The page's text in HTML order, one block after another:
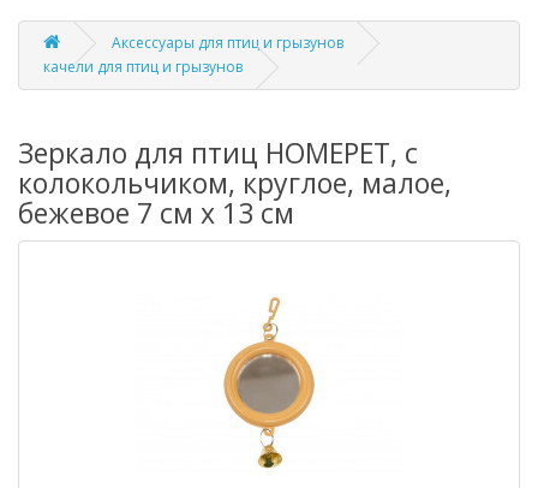
Аксессуары для птиц и грызунов
качели для птиц и грызунов
Зеркало для птиц HOMEPET, с
колокольчиком, круглое, малое,
бежевое 7 см х 13 см